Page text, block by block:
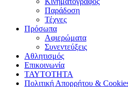
Παράδοση
Τέχνες
Πρόσωπα
Αφιερώματα
Συνεντεύξεις
Αθλητισμός
Επικοινωνία
ΤΑΥΤΟΤΗΤΑ
Πολιτική Απορρήτου &